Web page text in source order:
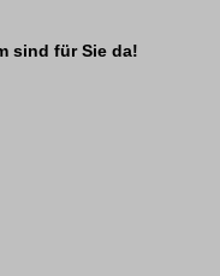
sind für Sie da!